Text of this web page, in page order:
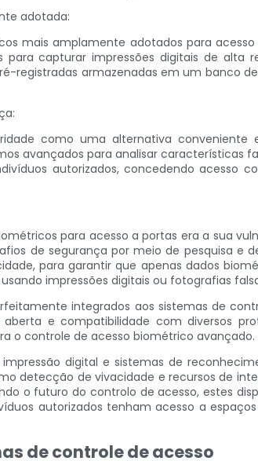
adotada:
mais amplamente adotados para
para capturar impressões digitais de
registradas armazenadas em um banco
como uma alternativa conveniente
avançados para analisar características
autorizados, concedendo
para acesso a portas era a sua
de segurança por meio de pesquisa e
para garantir que apenas dados
impressões digitais ou fotografias
integrados aos sistemas de
e compatibilidade com diversos
o controle de acesso biométrico avançado.
digital e sistemas de
detecção de vivacidade e recursos de
o futuro do controlo de acesso, estes
autorizados tenham acesso a
de controle de acesso